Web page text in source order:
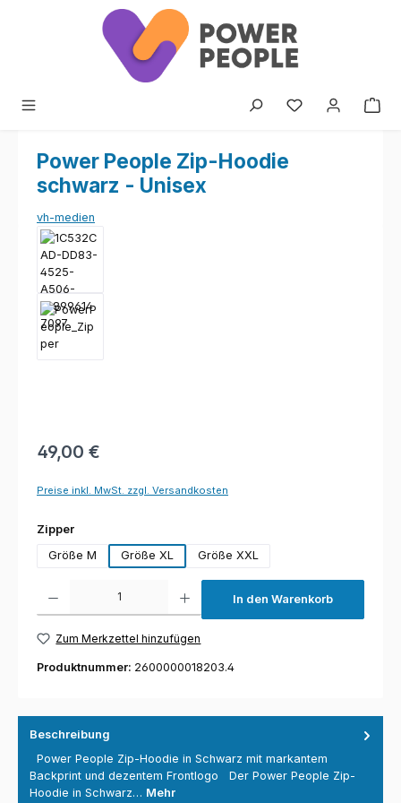
Zum Hauptinhalt springen
Power People Zip-Hoodie
schwarz - Unisex
vh-medien
Bildergalerie überspringen
49,00 €
Preise inkl. MwSt. zzgl. Versandkosten
Zipperauswählen
Größe M
Größe XL Größe XXL
Produkt Anzahl: Gib den gewünschten Wert ein oder benutze die
In den Warenkorb
Zum Merkzettel hinzufügen
Produktnummer: 2600000018203.4
Beschreibung
Power People Zip-Hoodie in Schwarz mit markantem
Backprint und dezentem Frontlogo Der Power People Zip-
Hoodie in Schwarz… Mehr